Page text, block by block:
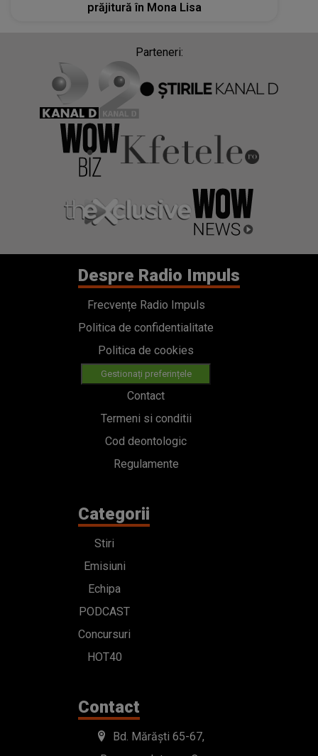
prăjitură în Mona Lisa
Parteneri:
Despre Radio Impuls
Frecvențe Radio Impuls
Politica de confidentialitate
Politica de cookies
Gestionați preferințele
Contact
Termeni si conditii
Cod deontologic
Regulamente
Categorii
Stiri
Emisiuni
Echipa
PODCAST
Concursuri
HOT40
Contact
Bd. Mărăști 65-67,